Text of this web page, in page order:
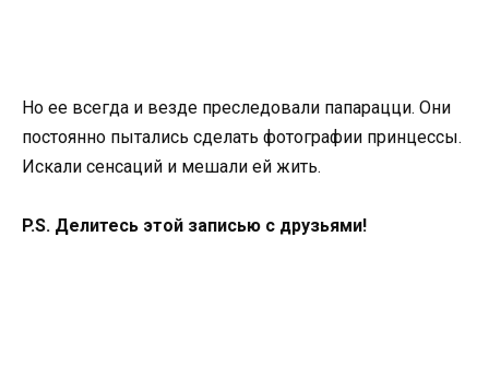
Но ее всегда и везде преследовали папарацци. Они
постоянно пытались сделать фотографии принцессы.
Искали сенсаций и мешали ей жить.
P.S. Делитесь этой записью с друзьями!